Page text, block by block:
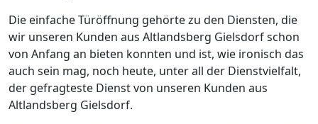
Die einfache Türöffnung gehörte zu den Diensten, die
wir unseren Kunden aus Altlandsberg Gielsdorf schon
von Anfang an bieten konnten und ist, wie ironisch das
auch sein mag, noch heute, unter all der Dienstvielfalt,
der gefragteste Dienst von unseren Kunden aus
Altlandsberg Gielsdorf.